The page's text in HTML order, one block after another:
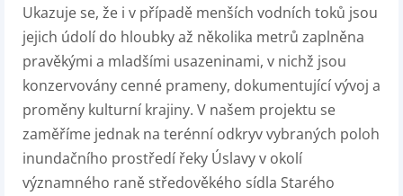
Ukazuje se, že i v případě menších vodních toků jsou
jejich údolí do hloubky až několika metrů zaplněna
pravěkými a mladšími usazeninami, v nichž jsou
konzervovány cenné prameny, dokumentující vývoj a
proměny kulturní krajiny. V našem projektu se
zaměříme jednak na terénní odkryv vybraných poloh
inundačního prostředí řeky Úslavy v okolí
významného raně středověkého sídla Starého